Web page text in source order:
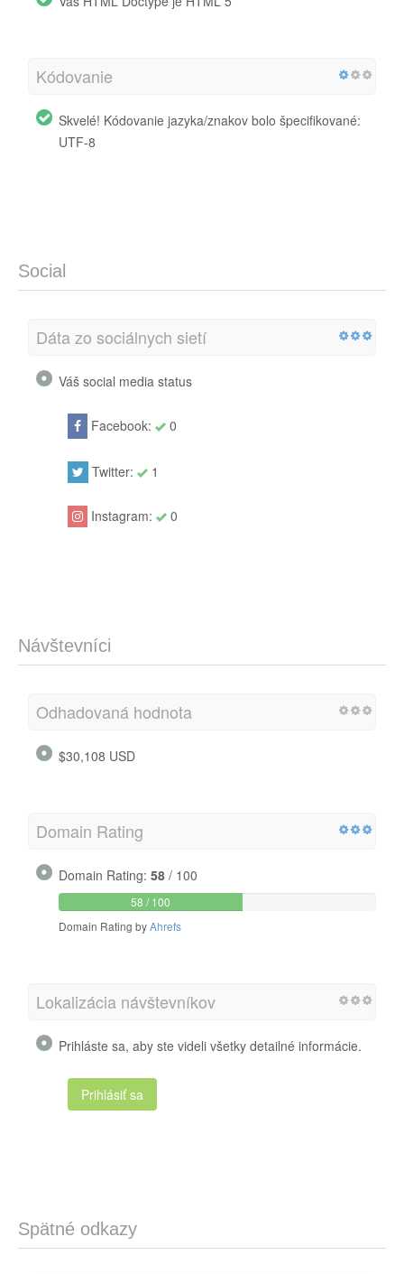
Kódovanie
Skvelé! Kódovanie jazyka/znakov bolo špecifikované:
UTF-8
Social
Dáta zo sociálnych sietí
Váš social media status
Facebook: 0
Twitter: 1
Instagram: 0
Návštevníci
Odhadovaná hodnota
$30,108 USD
Domain Rating
Domain Rating: 58 / 100
58 / 100
Domain Rating byAhrefs
Lokalizácia návštevníkov
Prihláste sa, aby ste videli všetky detailné informácie.
Prihlásiť sa
Spätné odkazy